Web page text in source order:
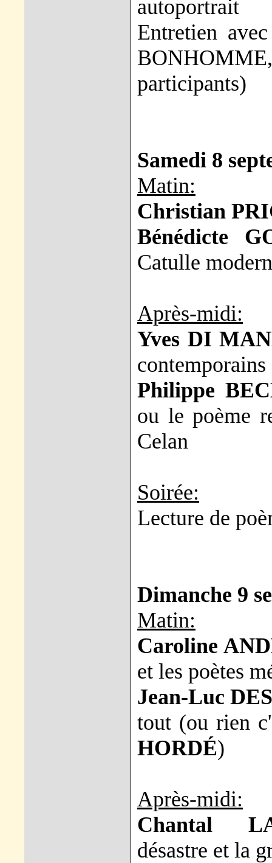
autoportrait
Entretien
participants)
Samedi 8
Matin:
Christian
Bénédicte
Catulle
Après-midi:
Yves DI
contemporains
Philippe
ou le poème
Celan
Soirée:
Lecture de
Dimanche 9
Matin:
Caroline
et les poètes
Jean-Luc
tout (ou rien
HORDÉ)
Après-midi:
Chantal
désastre et la